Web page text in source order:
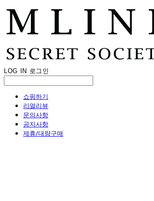
LOG IN 로그인
쇼핑하기
리얼리뷰
문의사항
공지사항
제휴/대량구매